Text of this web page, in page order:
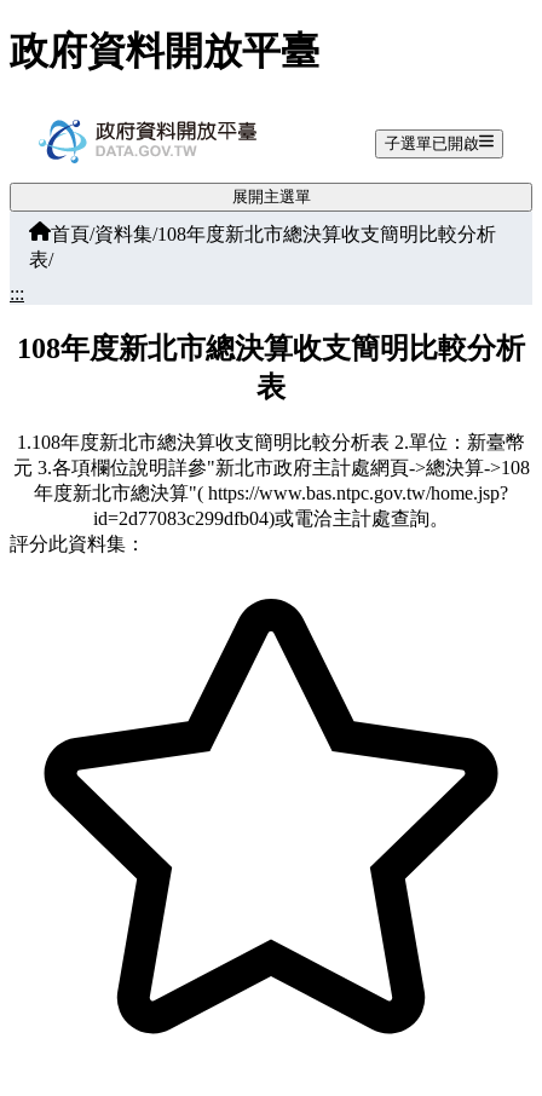
跳至主要內容
政府資料開放平臺
子選單已開啟
展開主選單
首頁/資料集/108年度新北市總決算收支簡明比較分析
表/
:::
108年度新北市總決算收支簡明比較分析
表
1.108年度新北市總決算收支簡明比較分析表 2.單位：新臺幣
元 3.各項欄位說明詳參"新北市政府主計處網頁->總決算->108
年度新北市總決算"( https://www.bas.ntpc.gov.tw/home.jsp?
id=2d77083c299dfb04)或電洽主計處查詢。
評分此資料集：